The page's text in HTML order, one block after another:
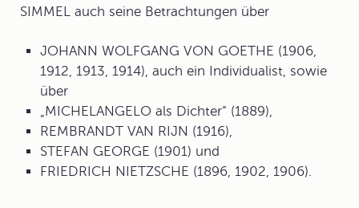
SIMMEL auch seine Betrachtungen über
JOHANN WOLFGANG VON GOETHE (1906,
1912, 1913, 1914), auch ein Individualist, sowie
über
„MICHELANGELO als Dichter“ (1889),
REMBRANDT VAN RIJN (1916),
STEFAN GEORGE (1901) und
FRIEDRICH NIETZSCHE (1896, 1902, 1906).